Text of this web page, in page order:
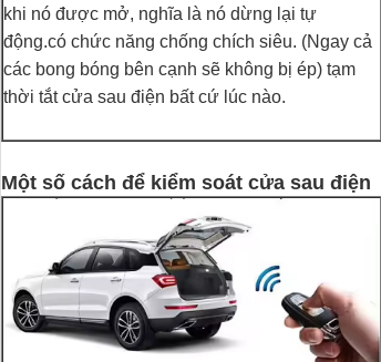
khi nó được mở, nghĩa là nó dừng lại tự
động.có chức năng chống chích siêu. (Ngay cả
các bong bóng bên cạnh sẽ không bị ép) tạm
thời tắt cửa sau điện bất cứ lúc nào.
Một số cách để kiểm soát cửa sau điện